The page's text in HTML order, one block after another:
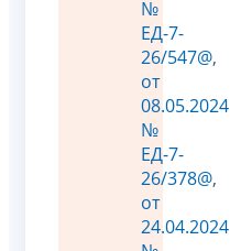
№
ЕД-7-
26/547@,
от
08.05.2024
№
ЕД-7-
26/378@,
от
24.04.2024